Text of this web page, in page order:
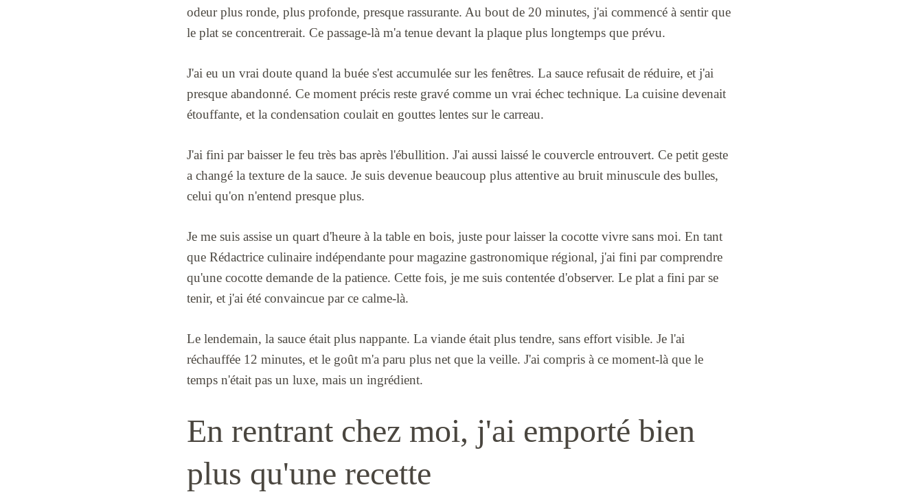
odeur plus ronde, plus profonde, presque rassurante. Au bout de 20 minutes, j'ai commencé à sentir que
le plat se concentrerait. Ce passage-là m'a tenue devant la plaque plus longtemps que prévu.
J'ai eu un vrai doute quand la buée s'est accumulée sur les fenêtres. La sauce refusait de réduire, et j'ai
presque abandonné. Ce moment précis reste gravé comme un vrai échec technique. La cuisine devenait
étouffante, et la condensation coulait en gouttes lentes sur le carreau.
J'ai fini par baisser le feu très bas après l'ébullition. J'ai aussi laissé le couvercle entrouvert. Ce petit geste
a changé la texture de la sauce. Je suis devenue beaucoup plus attentive au bruit minuscule des bulles,
celui qu'on n'entend presque plus.
Je me suis assise un quart d'heure à la table en bois, juste pour laisser la cocotte vivre sans moi. En tant
que Rédactrice culinaire indépendante pour magazine gastronomique régional, j'ai fini par comprendre
qu'une cocotte demande de la patience. Cette fois, je me suis contentée d'observer. Le plat a fini par se
tenir, et j'ai été convaincue par ce calme-là.
Le lendemain, la sauce était plus nappante. La viande était plus tendre, sans effort visible. Je l'ai
réchauffée 12 minutes, et le goût m'a paru plus net que la veille. J'ai compris à ce moment-là que le
temps n'était pas un luxe, mais un ingrédient.
En rentrant chez moi, j'ai emporté bien
plus qu'une recette